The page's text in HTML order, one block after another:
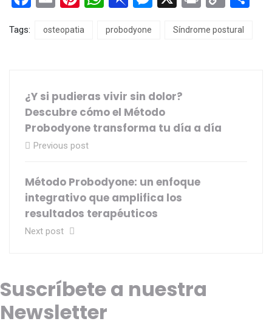
Tags: osteopatia probodyone Síndrome postural
¿Y si pudieras vivir sin dolor?
Descubre cómo el Método
Probodyone transforma tu día a día
Previous post
Método Probodyone: un enfoque
integrativo que amplifica los
resultados terapéuticos
Next post
Suscríbete a nuestra
Newsletter